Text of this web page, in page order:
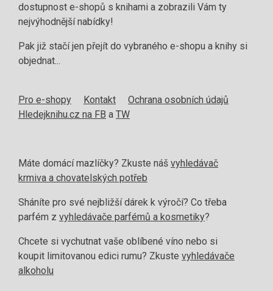
dostupnost e-shopů s knihami a zobrazili Vám ty
nejvýhodnější nabídky!
Pak již stačí jen přejít do vybraného e-shopu a knihy si
objednat...
Pro e-shopy Kontakt
Ochrana osobních údajů
Hledejknihu.cz na FB a TW
Máte domácí mazlíčky? Zkuste náš vyhledávač
krmiva a chovatelských potřeb
Sháníte pro své nejbližší dárek k výročí? Co třeba
parfém z vyhledávače parfémů a kosmetiky?
Chcete si vychutnat vaše oblíbené víno nebo si
koupit limitovanou edici rumu? Zkuste vyhledávače
alkoholu